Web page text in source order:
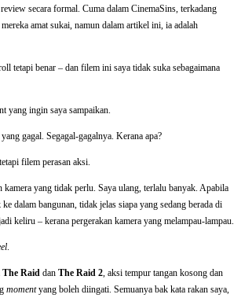
secara formal. Cuma dalam CinemaSins, terkadang
amat sukai, namun dalam artikel ini, ia adalah
tetapi benar – dan filem ini saya tidak suka sebagaimana
yang ingin saya sampaikan.
gagal. Segagal-gagalnya. Kerana apa?
filem perasan aksi.
kamera yang tidak perlu. Saya ulang, terlalu banyak. Apabila
dalam bangunan, tidak jelas siapa yang sedang berada di
keliru – kerana pergerakan kamera yang melampau-lampau.
.
The Raid dan The Raid 2, aksi tempur tangan kosong dan
momentyang boleh diingati. Semuanya bak kata rakan saya,